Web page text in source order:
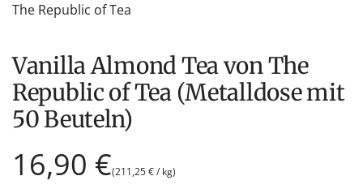
The Republic of Tea
Vanilla Almond Tea von The
Republic of Tea (Metalldose mit
50 Beuteln)
Regulärer
16,90 €(211,25 €/ kg)